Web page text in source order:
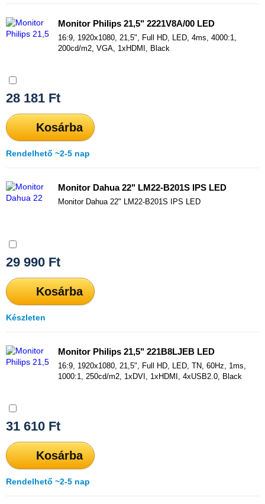
Monitor Philips 21,5" 2221V8A/00 LED
16:9, 1920x1080, 21,5", Full HD, LED, 4ms, 4000:1,
200cd/m2, VGA, 1xHDMI, Black
28 181 Ft
Kosárba
Rendelhető ~2-5 nap
Monitor Dahua 22" LM22-B201S IPS LED
Monitor Dahua 22" LM22-B201S IPS LED
29 990 Ft
Kosárba
Készleten
Monitor Philips 21,5" 221B8LJEB LED
16:9, 1920x1080, 21,5", Full HD, LED, TN, 60Hz, 1ms,
1000:1, 250cd/m2, 1xDVI, 1xHDMI, 4xUSB2.0, Black
31 610 Ft
Kosárba
Rendelhető ~2-5 nap